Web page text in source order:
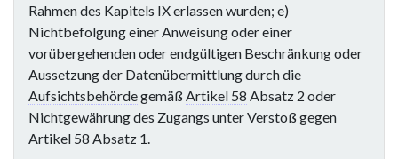
Rahmen des Kapitels IX erlassen wurden; e)
Nichtbefolgung einer Anweisung oder einer
vorübergehenden oder endgültigen Beschränkung oder
Aussetzung der Datenübermittlung durch die
Aufsichtsbehördegemäß Artikel 58 Absatz 2 oder
Nichtgewährung des Zugangs unter Verstoß gegen
Artikel 58 Absatz 1.